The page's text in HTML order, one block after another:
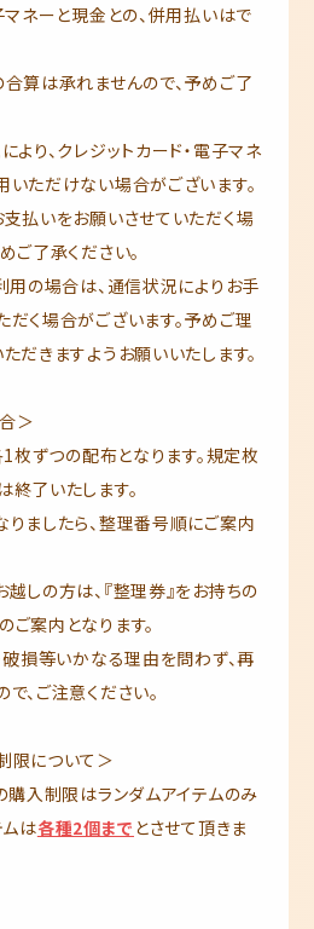
マネーと現金との、併用払いはで
算は承れませんので、予めご了
より、クレジットカード・電子マネ
ただけない場合がございます。
払いをお願いさせていただく場
ご了承ください。
用の場合は、通信状況によりお手
く場合がございます。予めご理
だきますようお願いいたします。
＞
1枚ずつの配布となります。規定枚
了いたします。
ましたら、整理番号順にご案内
しの方は、『整理券』をお持ちの
案内となります。
破損等いかなる理由を問わず、再
、ご注意ください。
限について＞
購入制限はランダムアイテムのみ
ムは各種2個まで とさせて頂きま